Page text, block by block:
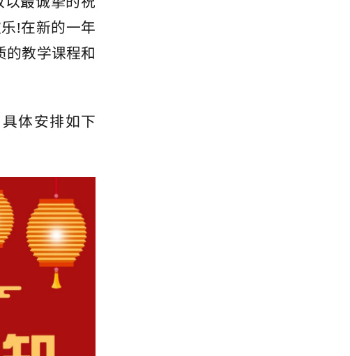
!在新的一年
的教学课程和
体安排如下